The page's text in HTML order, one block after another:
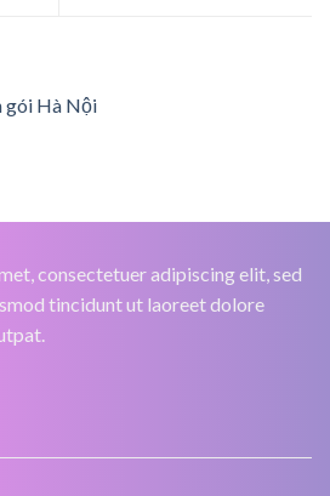
gói Hà Nội
consectetuer adipiscing elit, sed
tincidunt ut laoreet dolore